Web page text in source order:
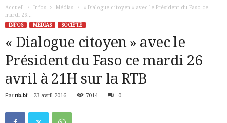
Accueil Infos Médias
« Dialogue citoyen » avec le Président du Faso ce
mardi 26...
INFOS
MÉDIAS SOCIÉTÉ
« Dialogue citoyen » avec le
Président du Faso ce mardi 26
avril à 21H sur la RTB
Par rtb.bf- 23 avril 2016 7014 0